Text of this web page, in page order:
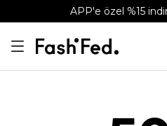
APP'e özel %15